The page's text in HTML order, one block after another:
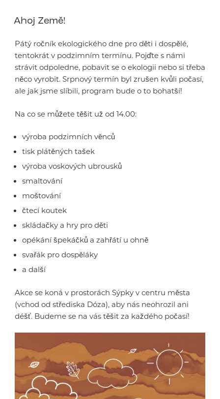
Ahoj Země!
Pátý ročník ekologického dne pro děti i dospělé,
tentokrát v podzimním termínu. Pojďte s námi
strávit odpoledne, pobavit se o ekologii nebo si třeba
něco vyrobit. Srpnový termín byl zrušen kvůli počasí,
ale jak jsme slíbili, program bude o to bohatší!
Na co se můžete těšit už od 14.00:
výroba podzimních věnců
tisk plátěných tašek
výroba voskových ubrousků
smaltování
moštování
čtecí koutek
skládačky a hry pro děti
opékání špekáčků a zahřátí u ohně
svařák pro dospěláky
a další
Akce se koná v prostorách Sýpky v centru města
(vchod od střediska Dóza), aby nás neohrozil ani
déšť. Budeme se na vás těšit za každého počasí!